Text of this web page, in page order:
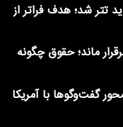
تتر شد؛ هدف فراتر از
ماند؛ حقوق چگونه
گفت‌وگوها با آمریکا